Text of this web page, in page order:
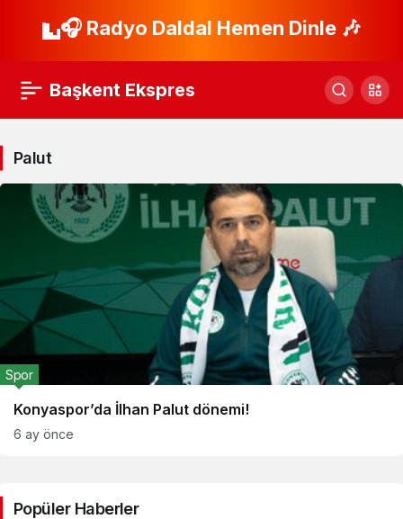
🎧 Radyo Daldal Hemen Dinle 🎶
Başkent Ekspres
Palut
Konyaspor’da İlhan Palut dönemi!
Spor
6 ay önce
Popüler Haberler